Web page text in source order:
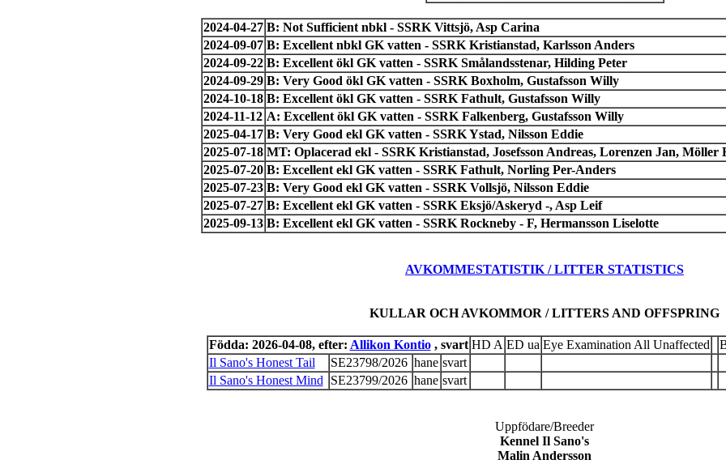
2024-04-27 B: Not Sufficient nbkl - SSRK Vittsjö, Asp Carina
2024-09-07 B: Excellent nbkl GK vatten - SSRK Kristianstad, Karlsson Anders
2024-09-22 B: Excellent ökl GK vatten - SSRK Smålandsstenar, Hilding Peter
2024-09-29 B: Very Good ökl GK vatten - SSRK Boxholm, Gustafsson Willy
2024-10-18 B: Excellent ökl GK vatten - SSRK Fathult, Gustafsson Willy
2024-11-12 A: Excellent ökl GK vatten - SSRK Falkenberg, Gustafsson Willy
2025-04-17 B: Very Good ekl GK vatten - SSRK Ystad, Nilsson Eddie
2025-07-18 MT: Oplacerad ekl - SSRK Kristianstad, Josefsson Andreas, Lorenzen Jan,
2025-07-20 B: Excellent ekl GK vatten - SSRK Fathult, Norling Per-Anders
2025-07-23 B: Very Good ekl GK vatten - SSRK Vollsjö, Nilsson Eddie
2025-07-27 B: Excellent ekl GK vatten - SSRK Eksjö/Askeryd -, Asp Leif
2025-09-13 B: Excellent ekl GK vatten - SSRK Rockneby - F, Hermansson Liselotte
AVKOMMESTATISTIK / LITTER STATISTICS
KULLAR OCH AVKOMMOR / LITTERS AND OFFSPRING
Födda: 2026-04-08, efter: Allikon Kontio, svart HD A ED ua Eye Examination All Unaffected
Il Sano's Honest Tail
SE23798/2026 hane svart
Il Sano's Honest Mind
SE23799/2026 hane svart
Uppfödare/Breeder
Kennel Il Sano's
Malin Andersson